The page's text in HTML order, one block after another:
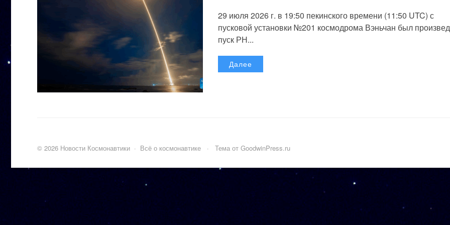
29 июля 2026 г. в 19:50 пекинского времени (11:50 UTC) с
пусковой установки №201 космодрома Вэньчан был
пуск РН...
Далее
© 2026 Новости Космонавтики · Всё о космонавтике · Тема от GoodwinPress.ru